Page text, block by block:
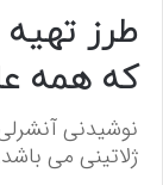
طرز
که همه
نوشیدنی
ژلاتینی می